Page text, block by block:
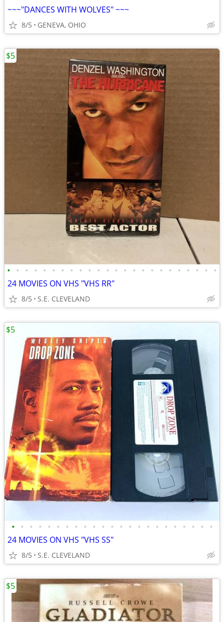
~~~"DANCES WITH WOLVES" ~~~
8/5 GENEVA, OHIO
• • • • • • • • • • • • • • • • • • • • • • • •
24 MOVIES ON VHS "VHS RR"
8/5 S.E. CLEVELAND
$5
• • • • • • • • • • • • • • • • • • • • • • •
24 MOVIES ON VHS "VHS SS"
8/5 S.E. CLEVELAND
$5
$5